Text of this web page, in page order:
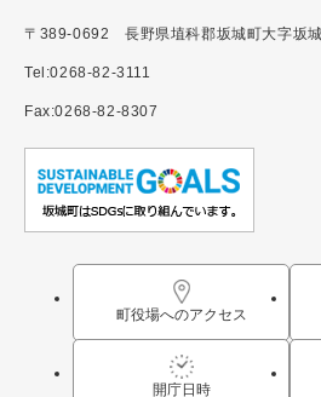
〒389-0692 長野県埴科郡坂城町大字坂
Tel:0268-82-3111
Fax:0268-82-8307
町役場へのアクセス
開庁日時